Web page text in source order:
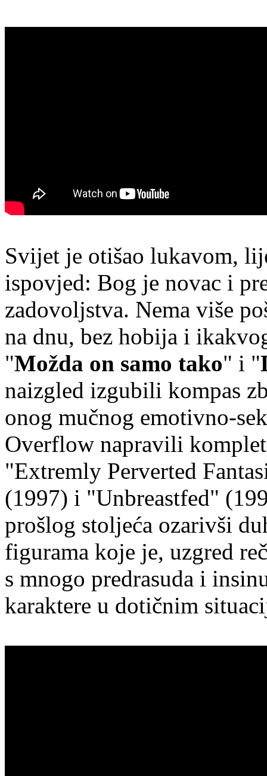
Svijet je otišao lukavom,
ispovjed: Bog je novac i
zadovoljstva. Nema više
na dnu, bez hobija i
"Možda on samo tako" i "
naizgled izgubili kompas
onog mučnog emotivno-
Overflow napravili
"Extremly Perverted
(1997) i "Unbreastfed"
prošlog stoljeća ozarivši
figurama koje je, uzgred
s mnogo predrasuda i
karaktere u dotičnim